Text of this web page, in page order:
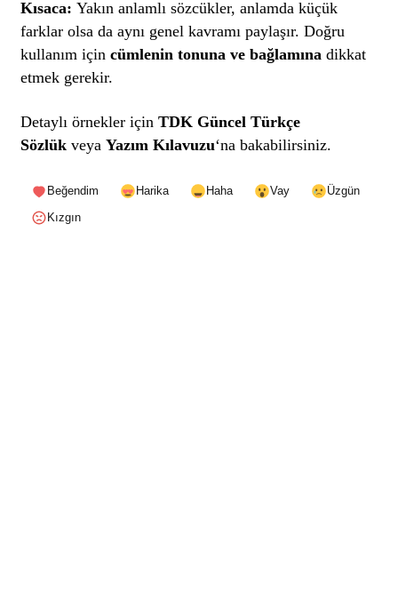
Kısaca: Yakın anlamlı sözcükler, anlamda küçük
farklar olsa da aynı genel kavramı paylaşır. Doğru
kullanım içincümlenin tonuna ve bağlamına dikkat
etmek gerekir.
Detaylı örnekler içinTDK Güncel Türkçe
Sözlük veyaYazım Kılavuzu‘na bakabilirsiniz.
Beğendim Harika Haha Vay
Üzgün
Kızgın